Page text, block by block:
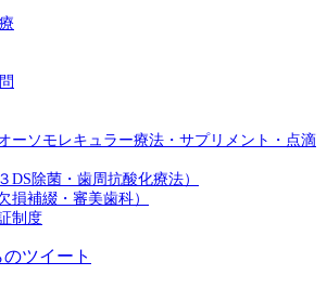
ーソモレキュラー療法・サプリメント・点滴
DS除菌・歯周抗酸化療法）
損補綴・審美歯科）
制度
のツイート